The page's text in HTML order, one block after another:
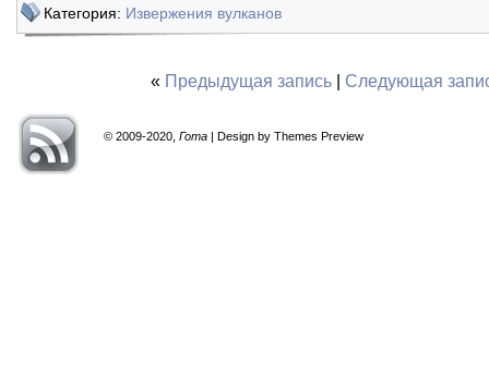
Категория: Извержения вулканов
« Предыдущая запись| Следующая
© 2009-2020, Гота | Design by Themes Preview